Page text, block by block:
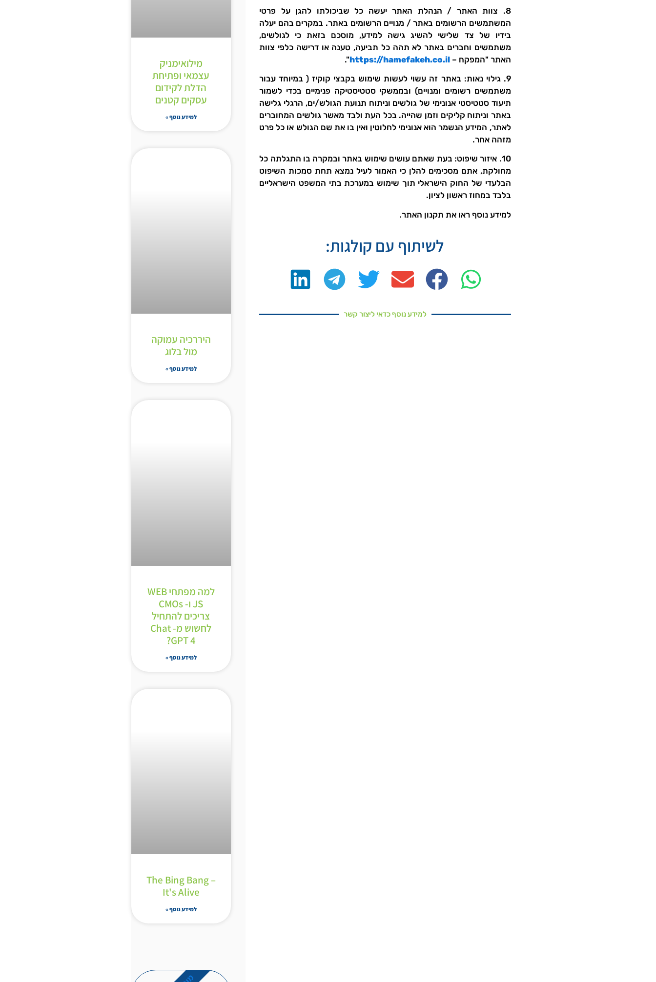
8. צוות האתר / הנהלת האתר יעשה כל שביכולתו להגן על פרטי
המשתמשים הרשומים באתר / מנויים הרשומים באתר. במקרים בהם יעלה
בידיו של צד שלישי להשיג גישה למידע, מוסכם בזאת כי לגולשים,
משתמשים וחברים באתר לא תהה כל תביעה, טענה או דרישה כלפי צוות
האתר "המפקח –https://hamefakeh.co.il
".
9. גילוי נאות: באתר זה עשוי לעשות שימוש בקבצי קוקיז ( במיוחד עבור
משתמשים רשומים ומנויים) ובממשקי סטטיסטיקה פנימיים בכדי לשמור
תיעוד סטטיסטי אנונימי של גולשים וניתוח תנועת הגולש/ים, הרגלי גלישה
באתר וניתוח קליקים וזמן שהייה. בכל העת ולבד מאשר גולשים המחוברים
לאתר, המידע הנשמר הוא אנונימי לחלוטין ואין בו את שם הגולש או כל פרט
מזהה אחר.
10. איזור שיפוט: בעת שאתם עושים שימוש באתר ובמקרה בו התגלתה כל
מחולקת, אתם מסכימים להלן כי האמור לעיל נמצא תחת סמכות השיפוט
הבלעדי של החוק הישראלי תוך שימוש במערכת בתי המשפט הישראליים
בלבד במחוז ראשון לציון.
למידע נוסף ראו את תקנון האתר.
לשיתוף עם קולגות:
למידע נוסף כדאי ליצור קשר
מילואימניק
עצמאי ופתיחת
הדלת לקידום
עסקים קטנים
למידע נוסף »
היררכיה עמוקה
מול בלוג
למידע נוסף »
למה מפתחי WEB
JS ו- CMOs
צריכים להתחיל
לחשוש מ- Chat
GPT 4?
למידע נוסף »
The Bing Bang –
It's Alive
למידע נוסף »